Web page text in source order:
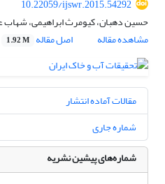
10.22059/ijswr.2015.54292
حسین دهبان، کیومرث ابراهیمی، شهاب
مشاهده مقاله
اصل مقاله 1.92 M
مقالات آماده انتشار
شماره جاری
شماره‌های پیشین نشریه